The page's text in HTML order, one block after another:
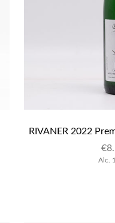
RIVANER 2022
€
Alc.